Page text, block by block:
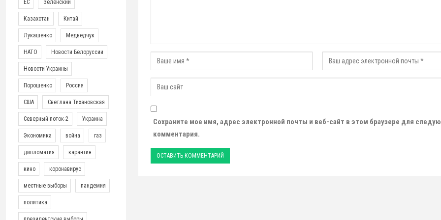
Сохраните мое имя, адрес электронной почты и веб-сайт в этом браузере для
комментария.
ЕС Зеленский
Казахстан Китай
Лукашенко Медведчук
НАТО Новости Белоруссии
Новости Украины
Порошенко Россия
США Светлана Тихановская
Северный поток-2 Украина
Экономика война газ
дипломатия карантин
кино коронавирус
местные выборы пандемия
политика